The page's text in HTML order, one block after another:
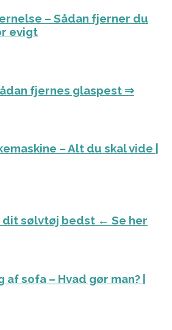
– Sådan fjerner du
evigt
fjernes glaspest ⇒
– Alt du skal vide |
dit sølvtøj bedst ← Se her
sofa – Hvad gør man? |